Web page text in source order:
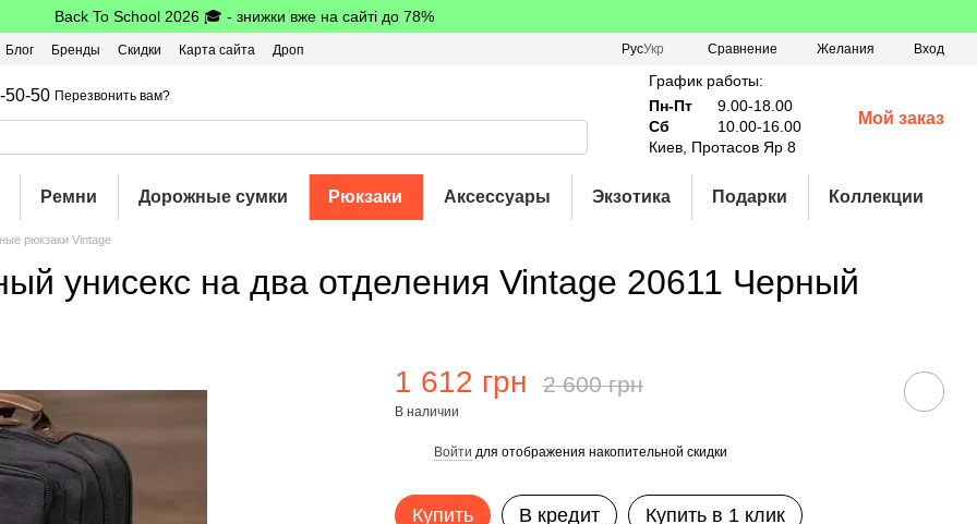
Back To School 2026 🎓 - знижки вже на сайті до 78%
Блог Бренды Скидки Карта сайта
Дроп
РусУкр Сравнение Желания Вход
50-50 Перезвонить вам?
График работы:
Пн-Пт
9.00-18.00
Сб
10.00-16.00
Киев, Протасов Яр 8
Мой заказ
Ремни Дорожные сумки Рюкзаки Аксессуары Экзотика Подарки Коллекции
рюкзаки Vintage
унисекс на два отделения Vintage 20611 Черный
1 612 грн 2 600 грн
В наличии
Войти для отображения накопительной скидки
Купить В кредит Купить в 1 клик